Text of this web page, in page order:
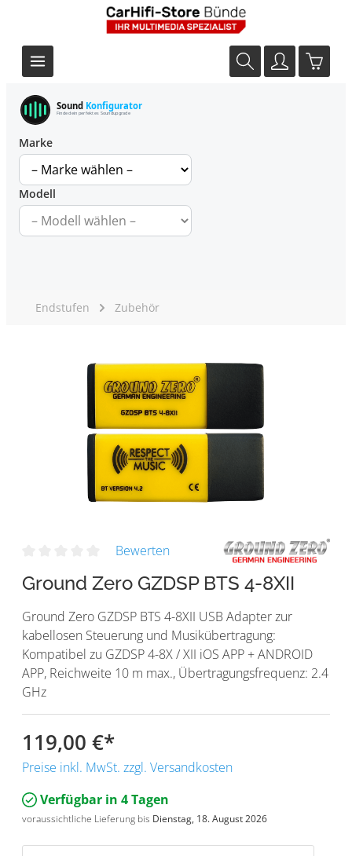
Sound Konfigurator
Finde dein perfektes Soundupgrade
Marke
Modell
Endstufen Zubehör
Bewerten
Ground Zero GZDSP BTS 4-8XII
Ground Zero GZDSP BTS 4-8XII USB Adapter zur
kabellosen Steuerung und Musikübertragung:
Kompatibel zu GZDSP 4-8X / XII iOS APP + ANDROID
APP, Reichweite 10 m max., Übertragungsfrequenz: 2.4
GHz
119,00 €*
Preise inkl. MwSt. zzgl. Versandkosten
Verfügbar in 4 Tagen
voraussichtliche Lieferung bis Dienstag, 18. August 2026